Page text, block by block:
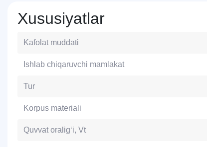
Xususiyatlar
Kafolat muddati
Ishlab chiqaruvchi mamlakat
Tur
Korpus materiali
Quvvat oralig‘i, Vt